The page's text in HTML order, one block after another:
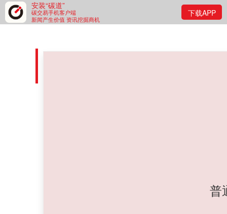
安装“碳道”
碳交易手机客户端
新闻产生价值 资讯挖掘商机
下载APP
普